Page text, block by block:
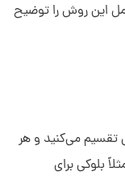
این روش را توضیح
تقسیم می‌کنید و هر
بلوکی برای